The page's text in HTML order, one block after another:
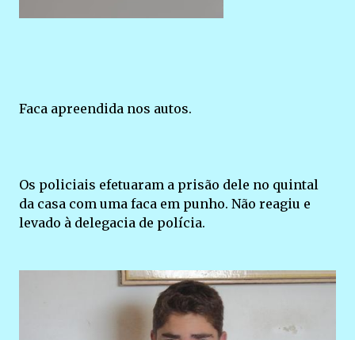
Faca apreendida nos autos.
Os policiais efetuaram a prisão dele no quintal
da casa com uma faca em punho. Não reagiu e
levado à delegacia de polícia.